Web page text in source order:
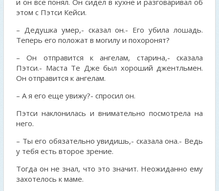
и он все понял. Он сидел в кухне и разговаривал об
этом с Пэтси Кейси.
– Дедушка умер,- сказал он.- Его убила лошадь.
Теперь его положат в могилу и похоронят?
– Он отправится к ангелам, старина,- сказала
Пэтси.- Маста Те Дже был хороший джентльмен.
Он отправится к ангелам.
– А я его еще увижу?- спросил он.
Пэтси наклонилась и внимательно посмотрела на
него.
– Ты его обязательно увидишь,- сказала она.- Ведь
у тебя есть второе зрение.
Тогда он не знал, что это значит. Неожиданно ему
захотелось к маме.